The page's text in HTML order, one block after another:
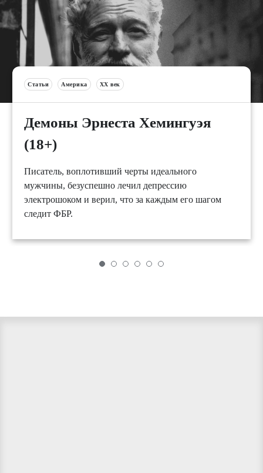
Статьи Америка XX век
Демоны Эрнеста Хемингуэя
(18+)
Писатель, воплотивший черты идеального
мужчины, безуспешно лечил депрессию
электрошоком и верил, что за каждым его шагом
следит ФБР.